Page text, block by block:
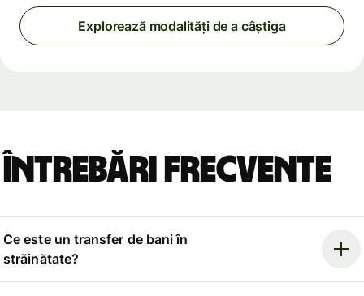
Explorează modalități de a câștiga
Întrebări frecvente
Ce este un transfer de bani în
străinătate?